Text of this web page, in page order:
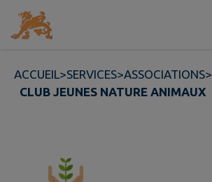
Contenu
ACCUEIL>SERVICES>ASSOCIATIONS>
CLUB JEUNES NATURE ANIMAUX